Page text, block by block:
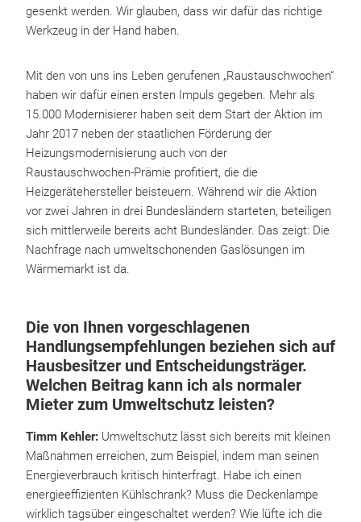
gesenkt werden. Wir glauben, dass wir dafür das richtige
Werkzeug in der Hand haben.
Mit den von uns ins Leben gerufenen „Raustauschwochen“
haben wir dafür einen ersten Impuls gegeben. Mehr als
15.000 Modernisierer haben seit dem Start der Aktion im
Jahr 2017 neben der staatlichen Förderung der
Heizungsmodernisierung auch von der
Raustauschwochen-Prämie profitiert, die die
Heizgerätehersteller beisteuern. Während wir die Aktion
vor zwei Jahren in drei Bundesländern starteten, beteiligen
sich mittlerweile bereits acht Bundesländer. Das zeigt: Die
Nachfrage nach umweltschonenden Gaslösungen im
Wärmemarkt ist da.
Die von Ihnen vorgeschlagenen
Handlungsempfehlungen beziehen sich auf
Hausbesitzer und Entscheidungsträger.
Welchen Beitrag kann ich als normaler
Mieter zum Umweltschutz leisten?
Timm Kehler: Umweltschutz lässt sich bereits mit kleinen
Maßnahmen erreichen, zum Beispiel, indem man seinen
Energieverbrauch kritisch hinterfragt. Habe ich einen
energieeffizienten Kühlschrank? Muss die Deckenlampe
wirklich tagsüber eingeschaltet werden? Wie lüfte ich die